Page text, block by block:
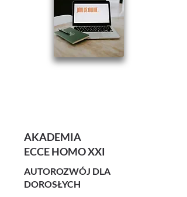
AKADEMIA
ECCE HOMO XXI
AUTOROZWÓJ DLA
DOROSŁYCH